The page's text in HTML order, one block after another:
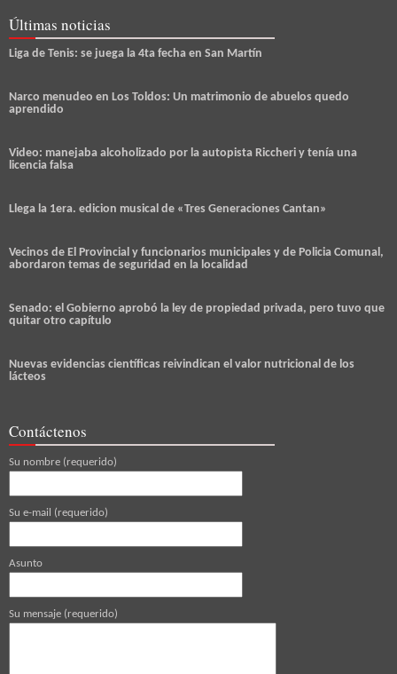
Últimas noticias
Liga de Tenis: se juega la 4ta fecha en San Martín
Narco menudeo en Los Toldos: Un matrimonio de abuelos quedo
aprendido
Video: manejaba alcoholizado por la autopista Riccheri y tenía una
licencia falsa
Llega la 1era. edicion musical de «Tres Generaciones Cantan»
Vecinos de El Provincial y funcionarios municipales y de Policia Comunal,
abordaron temas de seguridad en la localidad
Senado: el Gobierno aprobó la ley de propiedad privada, pero tuvo que
quitar otro capítulo
Nuevas evidencias científicas reivindican el valor nutricional de los
lácteos
Contáctenos
Su nombre (requerido)
Su e-mail (requerido)
Asunto
Su mensaje (requerido)